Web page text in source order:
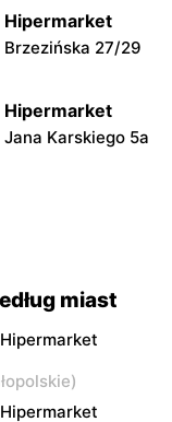
możesz
z oferty
również
uwagę zasługują
Zgromadzenie
ceny to tylko
Hipermarket
Brzezińska 27/29
Hipermarket
Jana Karskiego 5a
al.
Władysława
Hipermarket
Radomska 8
miast
)